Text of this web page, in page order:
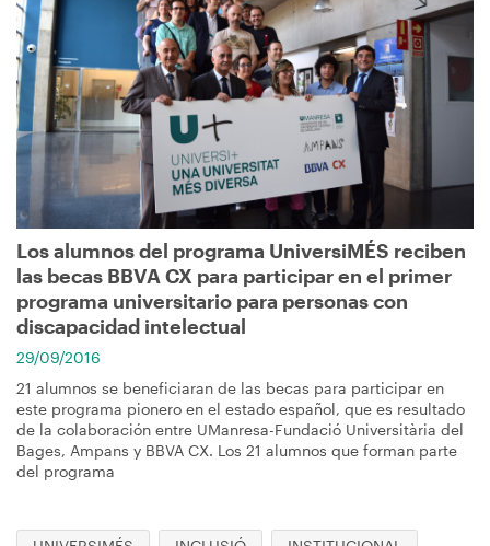
Los alumnos del programa UniversiMÉS reciben
las becas BBVA CX para participar en el primer
programa universitario para personas con
discapacidad intelectual
29/09/2016
21 alumnos se beneficiaran de las becas para participar en
este programa pionero en el estado español, que es resultado
de la colaboración entre UManresa-Fundació Universitària del
Bages, Ampans y BBVA CX. Los 21 alumnos que forman parte
del programa